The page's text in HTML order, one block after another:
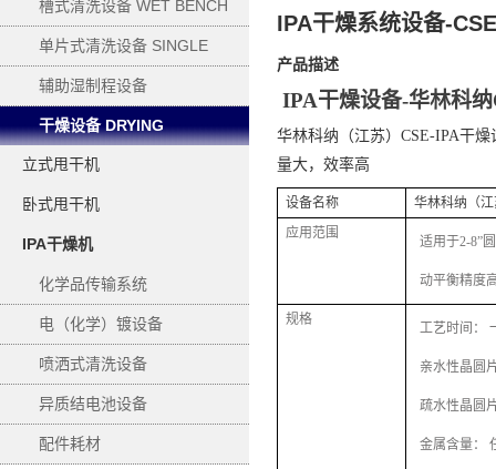
槽式清洗设备 WET BENCH
单片式清洗设备 SINGLE
WAFER PROCESSING
辅助湿制程设备
SUPPORTING
干燥设备 DRYING
立式甩干机
卧式甩干机
IPA干燥机
化学品传输系统
电（化学）镀设备
ELECTROPLATING
喷洒式清洗设备
异质结电池设备
配件耗材
IPA干燥系统设备-CSE
产品描述
IPA干燥设备-华林科
华林科纳（江苏） CSE-IPA干
量大，效率高
设备名称
华林科纳（
应用范围
适用于2-8”
动平衡精度
规格
工艺时间：
亲水性晶圆
疏水性晶圆
金属含量：